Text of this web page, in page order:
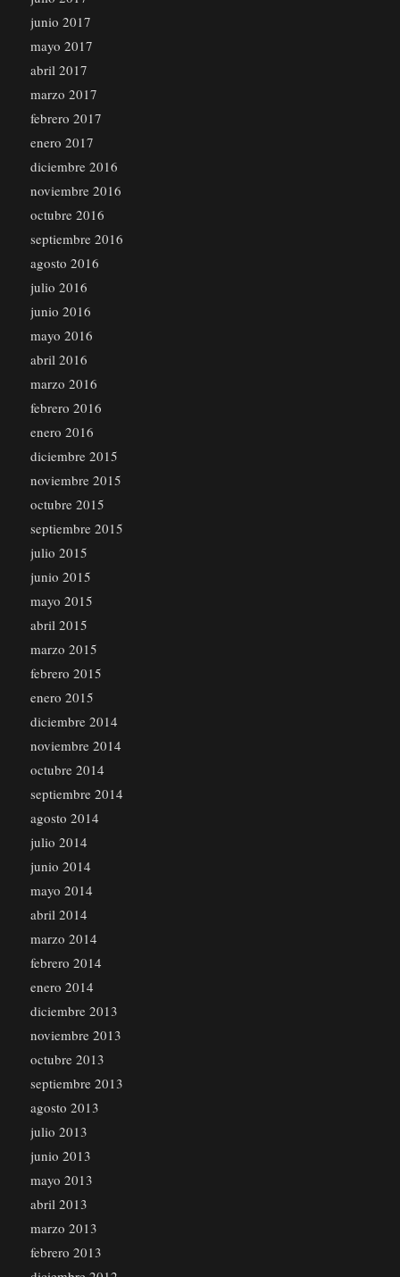
junio 2017
mayo 2017
abril 2017
marzo 2017
febrero 2017
enero 2017
diciembre 2016
noviembre 2016
octubre 2016
septiembre 2016
agosto 2016
julio 2016
junio 2016
mayo 2016
abril 2016
marzo 2016
febrero 2016
enero 2016
diciembre 2015
noviembre 2015
octubre 2015
septiembre 2015
julio 2015
junio 2015
mayo 2015
abril 2015
marzo 2015
febrero 2015
enero 2015
diciembre 2014
noviembre 2014
octubre 2014
septiembre 2014
agosto 2014
julio 2014
junio 2014
mayo 2014
abril 2014
marzo 2014
febrero 2014
enero 2014
diciembre 2013
noviembre 2013
octubre 2013
septiembre 2013
agosto 2013
julio 2013
junio 2013
mayo 2013
abril 2013
marzo 2013
febrero 2013